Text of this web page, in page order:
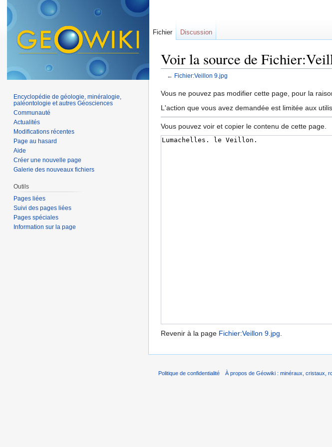
Voir la source de
← Fichier:Veillon 9.jpg
Vous ne pouvez pas modifier cette page, pour la
L'action que vous avez demandée est limitée aux
Vous pouvez voir et copier le contenu de cette page.
Revenir à la page Fichier:Veillon 9.jpg.
Fichier Discussion
Encyclopédie de géologie, minéralogie,
paléontologie et autres Géosciences
Communauté
Actualités
Modifications récentes
Page au hasard
Aide
Créer une nouvelle page
Galerie des nouveaux fichiers
Outils
Pages liées
Suivi des pages liées
Pages spéciales
Information sur la page
Politique de confidentialité À propos de Géowiki : minéraux, cristaux,